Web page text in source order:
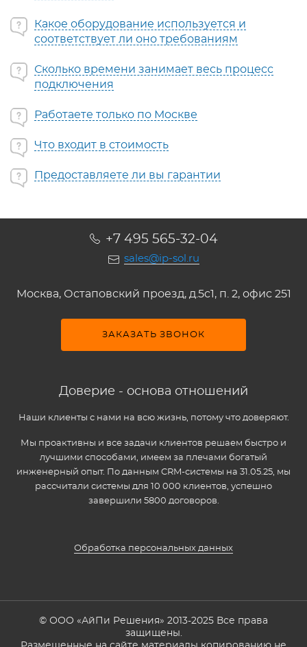
Какое оборудование используется и
соответствует ли оно требованиям
Сколько времени занимает весь процесс
подключения
Работаете только по Москве
Что входит в стоимость
Предоставляете ли вы гарантии
+7 495 565-32-04
sales@ip-sol.ru
Москва, Остаповский проезд, д.5c1, п. 2, офис 251
ЗАКАЗАТЬ ЗВОНОК
Доверие - основа отношений
Наши клиенты с нами на всю жизнь, потому что доверяют.
Мы проактивны и все задачи клиентов решаем быстро и
лучшими способами, имеем за плечами богатый
инженерный опыт. По данным CRM-системы на 31.05.25, мы
рассчитали системы для 10 000 клиентов, успешно
завершили 5800 договоров.
Обработка персональных данных
© ООО «АйПи Решения» 2013-2025 Все права
защищены.